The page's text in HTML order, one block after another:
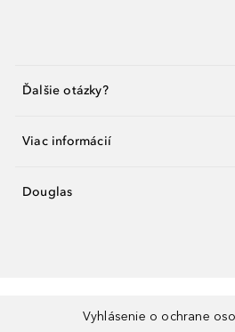
Ďalšie otázky?
Viac informácií
Douglas
Vyhlásenie o ochrane